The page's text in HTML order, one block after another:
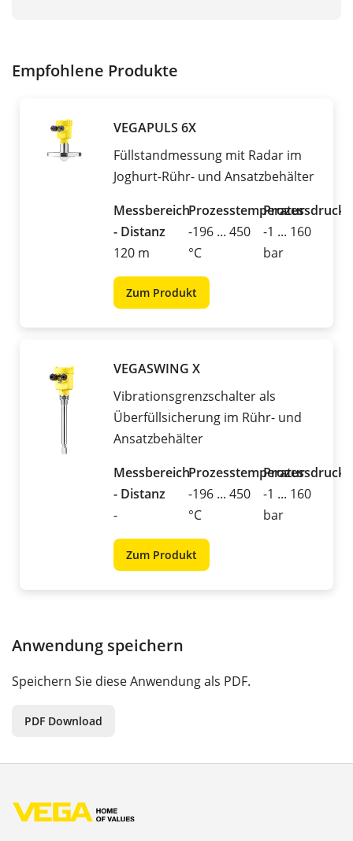
Empfohlene Produkte
VEGAPULS 6X
Füllstandmessung mit Radar im
Joghurt-Rühr- und Ansatzbehälter
Messbereich
- Distanz
120 m
Prozesstemperatur
-196 ... 450
°C
Prozessdruck
-1 ... 160
bar
Zum Produkt
VEGASWING X
Vibrationsgrenzschalter als
Überfüllsicherung im Rühr- und
Ansatzbehälter
Messbereich
- Distanz
-
Prozesstemperatur
-196 ... 450
°C
Prozessdruck
-1 ... 160
bar
Zum Produkt
Anwendung speichern
Speichern Sie diese Anwendung als PDF.
PDF Download